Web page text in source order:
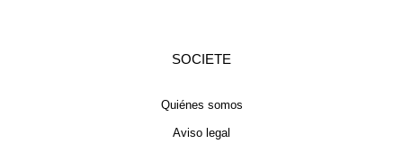
SOCIETE
Quiénes somos
Aviso legal